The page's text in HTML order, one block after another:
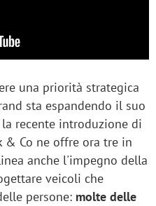
una priorità strategica
sta espandendo il suo
recente introduzione di
& Co ne offre ora tre in
anche l'impegno della
veicoli che
persone: molte delle